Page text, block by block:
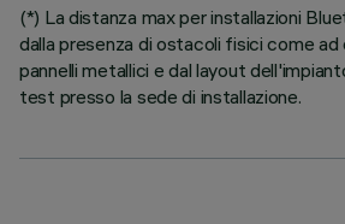
(*) La distanza max per installazioni
dalla presenza di ostacoli fisici come ad
pannelli metallici e dal layout
test presso la sede di installazione.